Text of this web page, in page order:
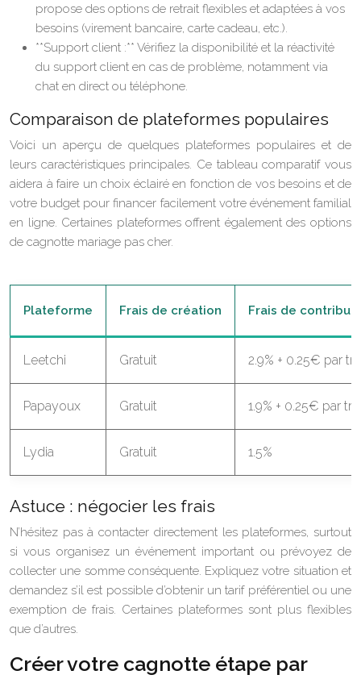
propose des options de retrait flexibles et adaptées à vos
besoins (virement bancaire, carte cadeau, etc.).
**Support client :** Vérifiez la disponibilité et la réactivité
du support client en cas de problème, notamment via
chat en direct ou téléphone.
Comparaison de plateformes populaires
Voici un aperçu de quelques plateformes populaires et de
leurs caractéristiques principales. Ce tableau comparatif vous
aidera à faire un choix éclairé en fonction de vos besoins et de
votre budget pour financer facilement votre événement familial
en ligne. Certaines plateformes offrent également des options
de cagnotte mariage pas cher.
Plateforme Frais de création Frais de
Leetchi Gratuit 2.9% + 0.25€ par
Papayoux Gratuit 1.9% + 0.25€ par
Lydia Gratuit 1.5%
Astuce : négocier les frais
N’hésitez pas à contacter directement les plateformes, surtout
si vous organisez un événement important ou prévoyez de
collecter une somme conséquente. Expliquez votre situation et
demandez s’il est possible d’obtenir un tarif préférentiel ou une
exemption de frais. Certaines plateformes sont plus flexibles
que d’autres.
Créer votre cagnotte étape par